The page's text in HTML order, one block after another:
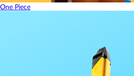
One Piece